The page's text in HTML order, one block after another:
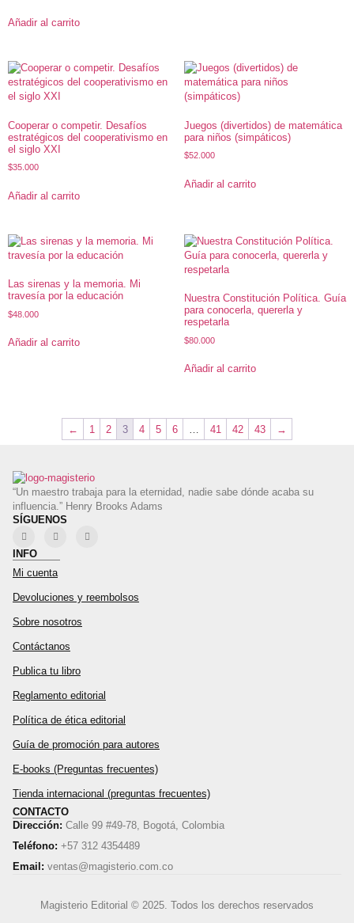
Añadir al carrito
Cooperar o competir. Desafíos
estratégicos del cooperativismo en
el siglo XXI
$35.000
Añadir al carrito
Juegos (divertidos) de matemática
para niños (simpáticos)
$52.000
Añadir al carrito
Las sirenas y la memoria. Mi
travesía por la educación
$48.000
Añadir al carrito
Nuestra Constitución Política. Guía
para conocerla, quererla y
respetarla
$80.000
Añadir al carrito
← 1 2 3 4 5 6 41 42 43 →
“Un maestro trabaja para la eternidad, nadie sabe dónde acaba su
influencia.” Henry Brooks Adams
SÍGUENOS
INFO
Mi cuenta
Devoluciones y reembolsos
Sobre nosotros
Contáctanos
Publica tu libro
Reglamento editorial
Política de ética editorial
Guía de promoción para autores
E-books (Preguntas frecuentes)
Tienda internacional (preguntas frecuentes)
CONTACTO
Dirección: Calle 99 #49-78, Bogotá, Colombia
Teléfono: +57 312 4354489
Email: ventas@magisterio.com.co
Magisterio Editorial © 2025. Todos los derechos reservados